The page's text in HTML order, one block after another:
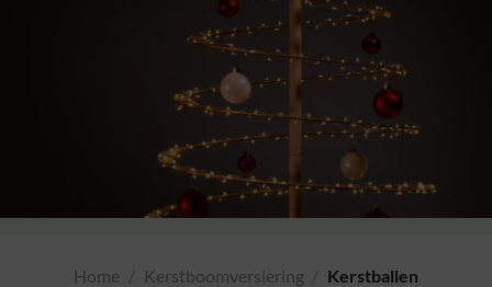
Home Kerstboomversiering Kerstballen